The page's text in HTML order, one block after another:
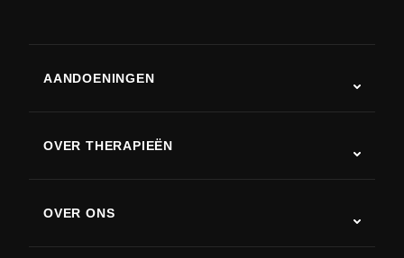
AANDOENINGEN
Ziekte van Parkinson
Artritis
OVER THERAPIEËN
OVER ONS